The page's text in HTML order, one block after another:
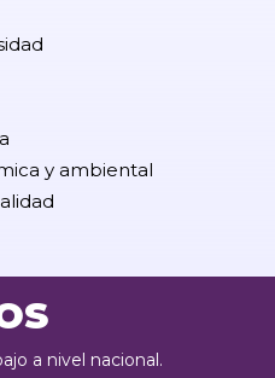
y ambiental
a nivel nacional.